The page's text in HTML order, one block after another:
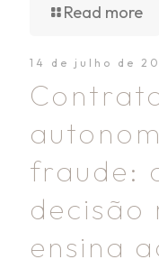
Read more
14 de julho de
fraude:
decisão
ensina